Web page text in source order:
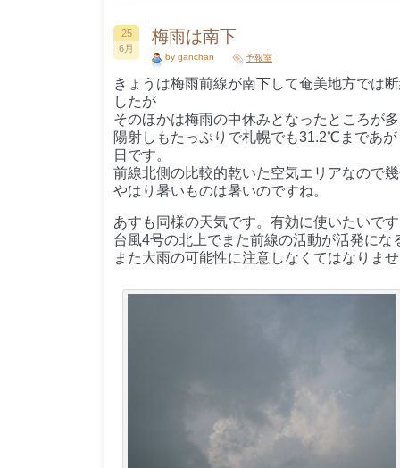
25
6月
梅雨は南下
by ganchan 予報室
きょうは梅雨前線が南下して奄美地方では
したが
そのほかは梅雨の中休みとなったところが
陽射しもたっぷりで札幌でも31.2℃まであ
日です。
前線北側の比較的乾いた空気エリアなので
やはり暑いものは暑いのですね。
あすも同様の天気です。有効に使いたいで
台風4号の北上でまた前線の活動が活発にな
また大雨の可能性に注意しなくてはなりま